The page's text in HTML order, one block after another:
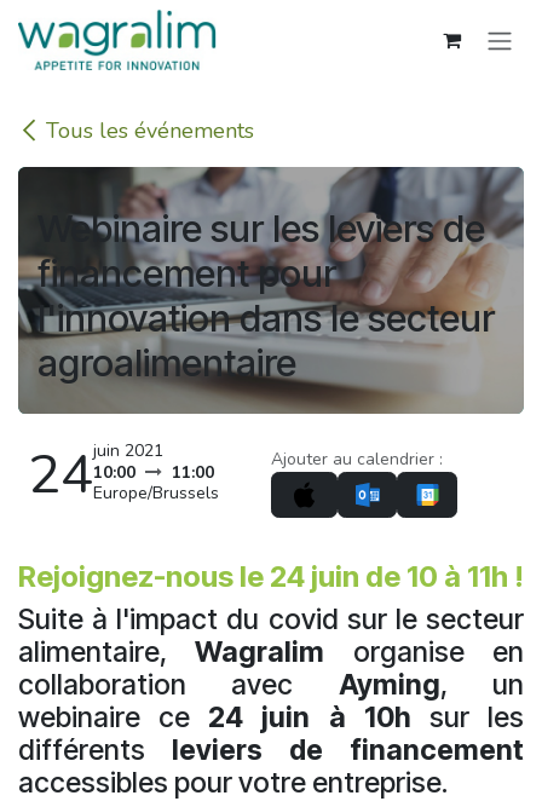
Se rendre au contenu
Tous les événements
Webinaire sur les leviers de
financement pour
l'innovation dans le secteur
agroalimentaire
24juin 2021
10:00
11:00
Europe/Brussels
Ajouter au calendrier :
Rejoignez-nous le 24 juin de 10 à 11h !
Suite à l'impact du covid sur le secteur
alimentaire,Wagralim organise en
collaboration avec Ayming, un
webinaire ce 24 juin à 10h sur les
différents leviers de financement
accessibles pour votre entreprise.